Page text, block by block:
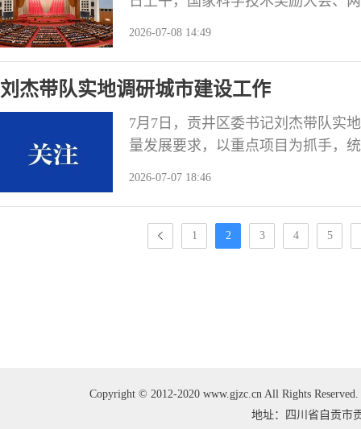
2026-07-08 14:49
刘杰带队实地调研城市建设工作
7月7日，贡井区委书记刘杰带队实
量发展要求，以重点项目为抓手，
间、艾叶横街、
2026-07-07 18:46
1 2 3 4 5
Copyright © 2012-2020 www.gjzc.cn All Rights
地址：四川省自贡市